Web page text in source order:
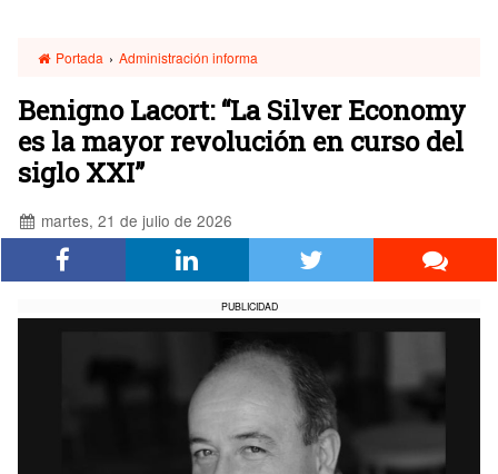
Portada › Administración informa
Benigno Lacort: “La Silver Economy
es la mayor revolución en curso del
siglo XXI”
martes, 21 de julio de 2026
PUBLICIDAD